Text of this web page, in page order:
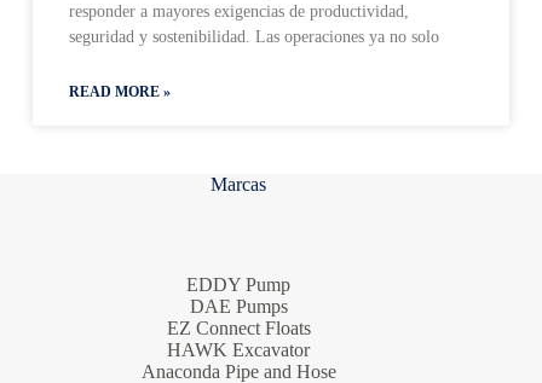
responder a mayores exigencias de productividad,
seguridad y sostenibilidad. Las operaciones ya no solo
READ MORE »
Marcas
EDDY Pump
DAE Pumps
EZ Connect Floats
HAWK Excavator
Anaconda Pipe and Hose